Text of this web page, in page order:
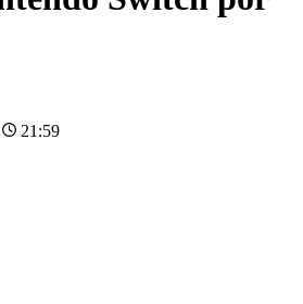
21:59